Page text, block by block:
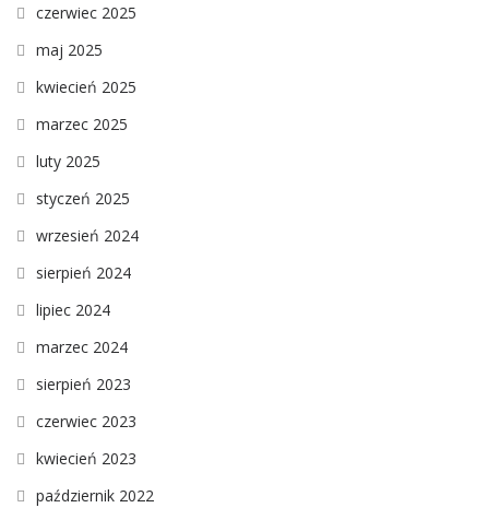
czerwiec 2025
maj 2025
kwiecień 2025
marzec 2025
luty 2025
styczeń 2025
wrzesień 2024
sierpień 2024
lipiec 2024
marzec 2024
sierpień 2023
czerwiec 2023
kwiecień 2023
październik 2022